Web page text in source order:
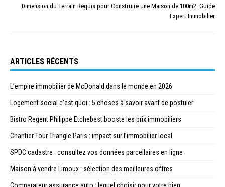
Dimension du Terrain Requis pour Construire une Maison de 100m2: Guide
Expert Immobilier
ARTICLES RÉCENTS
L’empire immobilier de McDonald dans le monde en 2026
Logement social c’est quoi : 5 choses à savoir avant de postuler
Bistro Regent Philippe Etchebest booste les prix immobiliers
Chantier Tour Triangle Paris : impact sur l’immobilier local
SPDC cadastre : consultez vos données parcellaires en ligne
Maison à vendre Limoux : sélection des meilleures offres